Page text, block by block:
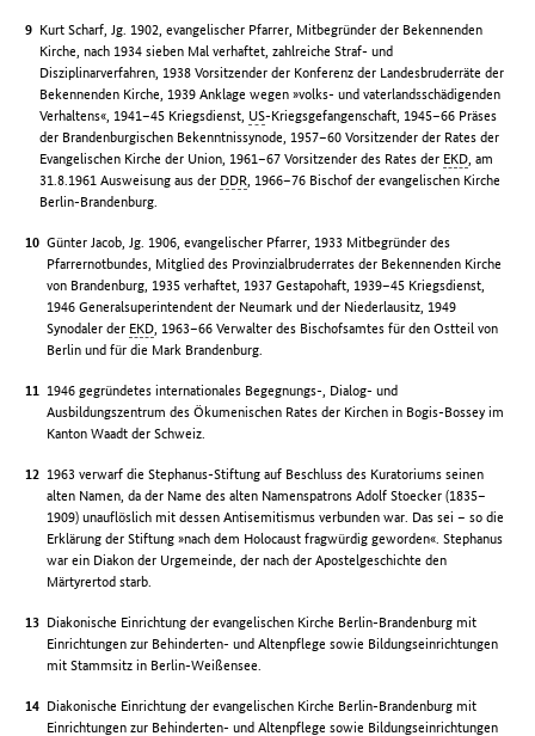
Kurt Scharf, Jg. 1902, evangelischer Pfarrer, Mitbegründer der Bekennenden
Kirche, nach 1934 sieben Mal verhaftet, zahlreiche Straf- und
Disziplinarverfahren, 1938 Vorsitzender der Konferenz der Landesbruderräte der
Bekennenden Kirche, 1939 Anklage wegen »volks- und vaterlandsschädigenden
Verhaltens«, 1941–45 Kriegsdienst, US-Kriegsgefangenschaft, 1945–66 Präses
der Brandenburgischen Bekenntnissynode, 1957–60 Vorsitzender der Rates der
Evangelischen Kirche der Union, 1961–67 Vorsitzender des Rates der EKD, am
31.8.1961 Ausweisung aus der DDR, 1966–76 Bischof der evangelischen Kirche
Berlin-Brandenburg.
Günter Jacob, Jg. 1906, evangelischer Pfarrer, 1933 Mitbegründer des
Pfarrernotbundes, Mitglied des Provinzialbruderrates der Bekennenden Kirche
von Brandenburg, 1935 verhaftet, 1937 Gestapohaft, 1939–45 Kriegsdienst,
1946 Generalsuperintendent der Neumark und der Niederlausitz, 1949
Synodaler der EKD, 1963–66 Verwalter des Bischofsamtes für den Ostteil von
Berlin und für die Mark Brandenburg.
1946 gegründetes internationales Begegnungs-, Dialog- und
Ausbildungszentrum des Ökumenischen Rates der Kirchen in Bogis-Bossey im
Kanton Waadt der Schweiz.
1963 verwarf die Stephanus-Stiftung auf Beschluss des Kuratoriums seinen
alten Namen, da der Name des alten Namenspatrons Adolf Stoecker (1835–
1909) unauflöslich mit dessen Antisemitismus verbunden war. Das sei – so die
Erklärung der Stiftung »nach dem Holocaust fragwürdig geworden«. Stephanus
war ein Diakon der Urgemeinde, der nach der Apostelgeschichte den
Märtyrertod starb.
Diakonische Einrichtung der evangelischen Kirche Berlin-Brandenburg mit
Einrichtungen zur Behinderten- und Altenpflege sowie Bildungseinrichtungen
mit Stammsitz in Berlin-Weißensee.
Diakonische Einrichtung der evangelischen Kirche Berlin-Brandenburg mit
Einrichtungen zur Behinderten- und Altenpflege sowie Bildungseinrichtungen